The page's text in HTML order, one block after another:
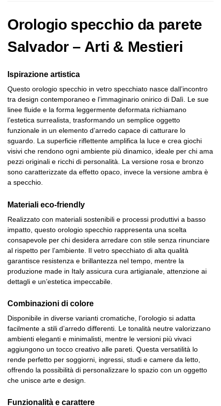
Orologio specchio da parete
Salvador – Arti & Mestieri
Ispirazione artistica
Questo orologio specchio in vetro specchiato nasce dall’incontro
tra design contemporaneo e l’immaginario onirico di Dalì. Le sue
linee fluide e la forma leggermente deformata richiamano
l’estetica surrealista, trasformando un semplice oggetto
funzionale in un elemento d’arredo capace di catturare lo
sguardo. La superficie riflettente amplifica la luce e crea giochi
visivi che rendono ogni ambiente più dinamico, ideale per chi ama
pezzi originali e ricchi di personalità. La versione rosa e bronzo
sono caratterizzate da effetto opaco, invece la versione ambra è
a specchio.
Materiali eco-friendly
Realizzato con materiali sostenibili e processi produttivi a basso
impatto, questo orologio specchio rappresenta una scelta
consapevole per chi desidera arredare con stile senza rinunciare
al rispetto per l’ambiente. Il vetro specchiato di alta qualità
garantisce resistenza e brillantezza nel tempo, mentre la
produzione made in Italy assicura cura artigianale, attenzione ai
dettagli e un’estetica impeccabile.
Combinazioni di colore
Disponibile in diverse varianti cromatiche, l’orologio si adatta
facilmente a stili d’arredo differenti. Le tonalità neutre valorizzano
ambienti eleganti e minimalisti, mentre le versioni più vivaci
aggiungono un tocco creativo alle pareti. Questa versatilità lo
rende perfetto per soggiorni, ingressi, studi e camere da letto,
offrendo la possibilità di personalizzare lo spazio con un oggetto
che unisce arte e design.
Funzionalità e carattere